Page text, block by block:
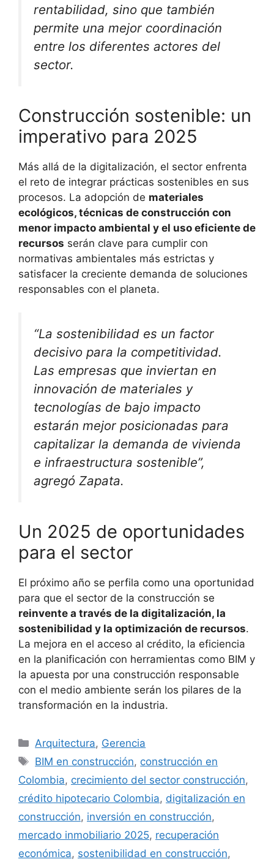
rentabilidad, sino que también
permite una mejor coordinación
entre los diferentes actores del
sector.
Construcción sostenible: un
imperativo para 2025
Más allá de la digitalización, el sector enfrenta
el reto de integrar prácticas sostenibles en sus
procesos. La adopción de materiales
ecológicos, técnicas de construcción con
menor impacto ambiental y el uso eficiente de
recursos serán clave para cumplir con
normativas ambientales más estrictas y
satisfacer la creciente demanda de soluciones
responsables con el planeta.
“La sostenibilidad es un factor
decisivo para la competitividad.
Las empresas que inviertan en
innovación de materiales y
tecnologías de bajo impacto
estarán mejor posicionadas para
capitalizar la demanda de vivienda
e infraestructura sostenible”,
agregó Zapata.
Un 2025 de oportunidades
para el sector
El próximo año se perfila como una oportunidad
para que el sector de la construcción se
reinvente a través de la digitalización, la
sostenibilidad y la optimización de recursos.
La mejora en el acceso al crédito, la eficiencia
en la planificación con herramientas como BIM y
la apuesta por una construcción responsable
con el medio ambiente serán los pilares de la
transformación en la industria.
Categorías
Arquitectura, Gerencia
Etiquetas
BIM en construcción, construcción en
Colombia, crecimiento del sector construcción,
crédito hipotecario Colombia, digitalización en
construcción, inversión en construcción,
mercado inmobiliario 2025, recuperación
económica, sostenibilidad en construcción,